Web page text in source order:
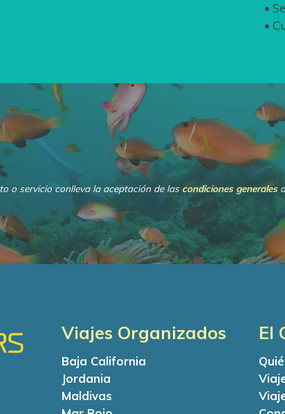
•
•
o servicio conlleva la aceptación de las condiciones generales
Viajes Organizados
Baja California
Jordania
Maldivas
El